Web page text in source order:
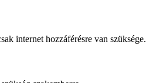
internet hozzáférésre van szüksége.